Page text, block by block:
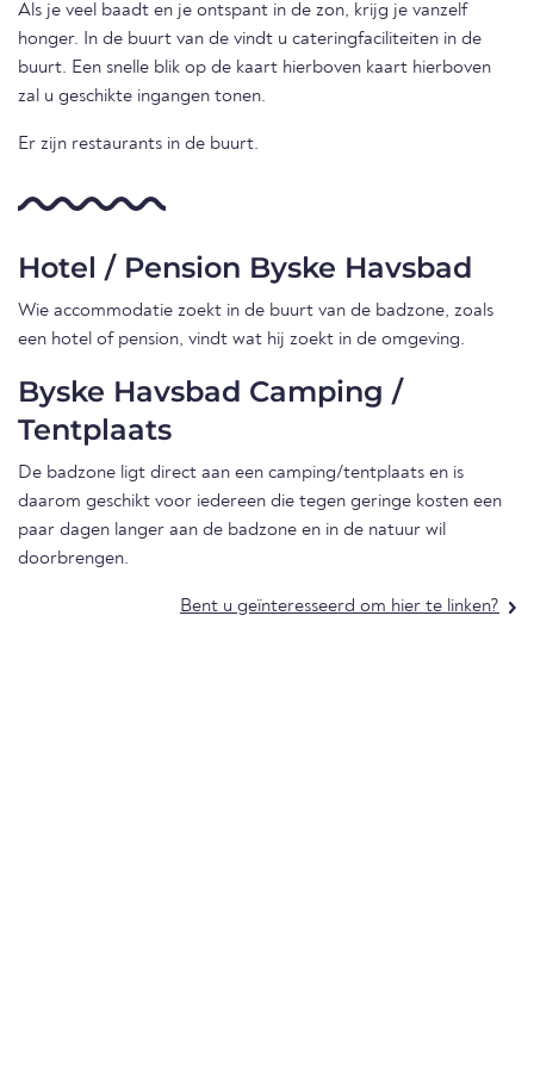
Als je veel baadt en je ontspant in de zon, krijg je vanzelf
honger. In de buurt van de vindt u cateringfaciliteiten in de
buurt. Een snelle blik op de kaart hierboven kaart hierboven
zal u geschikte ingangen tonen.
Er zijn restaurants in de buurt.
Hotel / Pension Byske Havsbad
Wie accommodatie zoekt in de buurt van de badzone, zoals
een hotel of pension, vindt wat hij zoekt in de omgeving.
Byske Havsbad Camping /
Tentplaats
De badzone ligt direct aan een camping/tentplaats en is
daarom geschikt voor iedereen die tegen geringe kosten een
paar dagen langer aan de badzone en in de natuur wil
doorbrengen.
Bent u geïnteresseerd om hier te linken?